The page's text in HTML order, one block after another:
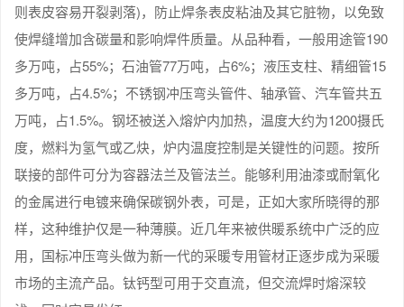
则表皮容易开裂剥落)，防止焊条表皮粘油及其它脏物，以免致
使焊缝增加含碳量和影响焊件质量。从品种看，一般用途管190
多万吨，占55%；石油管77万吨，占6%；液压支柱、精细管15
多万吨，占4.5%；不锈钢冲压弯头管件、轴承管、汽车管共五
万吨，占1.5%。钢坯被送入熔炉内加热，温度大约为1200摄氏
度，燃料为氢气或乙炔，炉内温度控制是关键性的问题。按所
联接的部件可分为容器法兰及管法兰。能够利用油漆或耐氧化
的金属进行电镀来确保碳钢外表，可是，正如大家所晓得的那
样，这种维护仅是一种薄膜。近几年来被供暖系统中广泛的应
用，国标冲压弯头做为新一代的采暖专用管材正逐步成为采暖
市场的主流产品。钛钙型可用于交直流，但交流焊时熔深较